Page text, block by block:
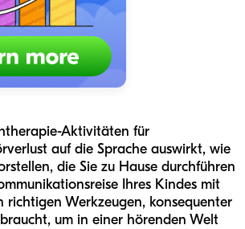
Aktivitäten für
auf die Sprache auswirkt, wie
die Sie zu Hause durchführen
Ihres Kindes mit
Werkzeugen, konsequenter
um in einer hörenden Welt